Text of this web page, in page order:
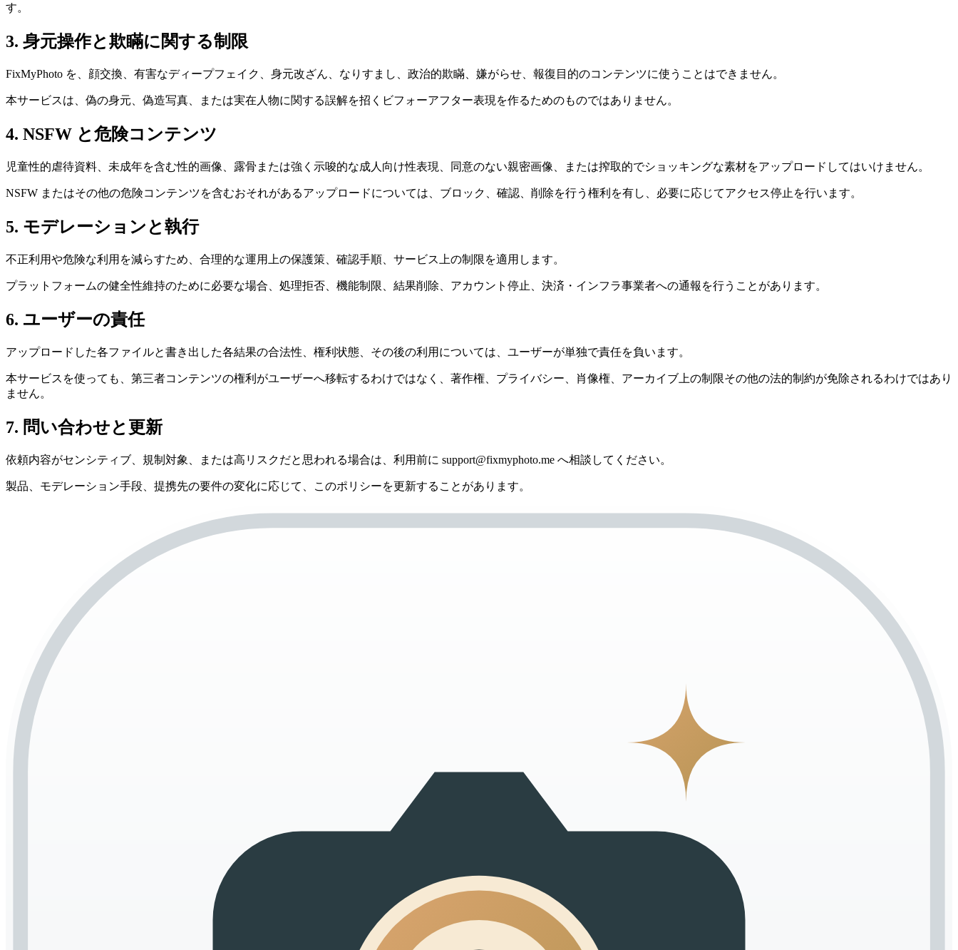
す。
3. 身元操作と欺瞞に関する制限
FixMyPhoto を、顔交換、有害なディープフェイク、身元改ざん、なりすまし、政治的欺瞞、嫌がらせ、報復目的のコンテンツに使うことはできません。
本サービスは、偽の身元、偽造写真、または実在人物に関する誤解を招くビフォーアフター表現を作るためのものではありません。
4. NSFW と危険コンテンツ
児童性的虐待資料、未成年を含む性的画像、露骨または強く示唆的な成人向け性表現、同意のない親密画像、または搾取的でショッキングな素材をアップロードしてはいけません。
NSFW またはその他の危険コンテンツを含むおそれがあるアップロードについては、ブロック、確認、削除を行う権利を有し、必要に応じてアクセス停止を行います。
5. モデレーションと執行
不正利用や危険な利用を減らすため、合理的な運用上の保護策、確認手順、サービス上の制限を適用します。
プラットフォームの健全性維持のために必要な場合、処理拒否、機能制限、結果削除、アカウント停止、決済・インフラ事業者への通報を行うことがあります。
6. ユーザーの責任
アップロードした各ファイルと書き出した各結果の合法性、権利状態、その後の利用については、ユーザーが単独で責任を負います。
本サービスを使っても、第三者コンテンツの権利がユーザーへ移転するわけではなく、著作権、プライバシー、肖像権、アーカイブ上の制限その他の法的制約が免除されるわけではあり
ません。
7. 問い合わせと更新
依頼内容がセンシティブ、規制対象、または高リスクだと思われる場合は、利用前に support@fixmyphoto.me へ相談してください。
製品、モデレーション手段、提携先の要件の変化に応じて、このポリシーを更新することがあります。